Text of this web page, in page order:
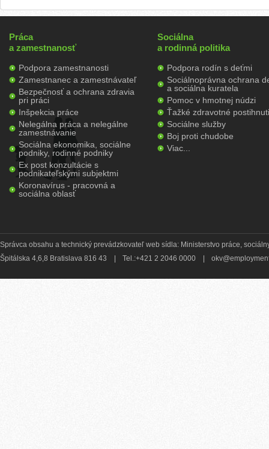
Práca
a zamestnanosť
Podpora zamestnanosti
Zamestnanec a zamestnávateľ
Bezpečnosť a ochrana zdravia
pri práci
Inšpekcia práce
Nelegálna práca a nelegálne
zamestnávanie
Sociálna ekonomika, sociálne
podniky, rodinné podniky
Ex post konzultácie s
podnikateľskými subjektmi
Koronavírus - pracovná a
sociálna oblasť
Sociálna
a rodinná politika
Podpora rodín s deťmi
Sociálnoprávna ochrana
a sociálna kuratela
Pomoc v hmotnej núdzi
Ťažké zdravotné
Sociálne služby
Boj proti chudobe
Viac...
Správca obsahu a technický prevádzkovateľ web sídla: Ministerstvo práce,
Špitálska 4,6,8 Bratislava 816 43
Tel.:+421 2 2046 0000